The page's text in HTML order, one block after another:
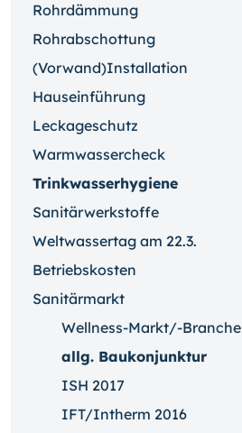
Rohrdämmung
Rohrabschottung
(Vorwand)Installation
Hauseinführung
Leckageschutz
Warmwassercheck
Trinkwasserhygiene
Sanitärwerkstoffe
Weltwassertag am 22.3.
Betriebskosten
Sanitärmarkt
Wellness-Markt/-Branche
allg. Baukonjunktur
ISH 2017
IFT/Intherm 2016